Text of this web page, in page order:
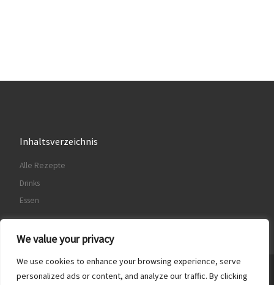
We value your privacy
We use cookies to enhance your browsing experience, serve
personalized ads or content, and analyze our traffic. By clicking
Inhaltsverzeichnis
Alle Rezepte
Drinks
Essen
© 2026Food & Drinks– Alle Rechte vorbehalten